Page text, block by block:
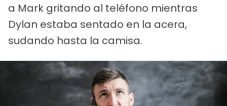
a Mark gritando al teléfono mientras
Dylan estaba sentado en la acera,
sudando hasta la camisa.